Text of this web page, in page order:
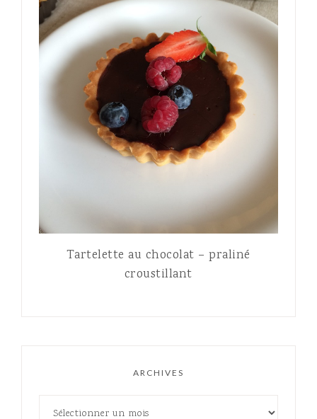
Tartelette au chocolat – praliné
croustillant
ARCHIVES